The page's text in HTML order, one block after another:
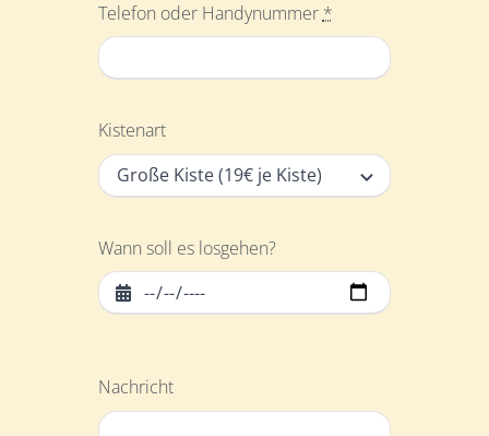
Telefon oder Handynummer *
Kistenart
Wann soll es losgehen?
Nachricht